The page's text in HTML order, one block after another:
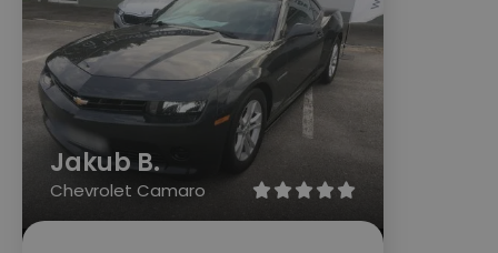
   
Jakub B.
Chevrolet Camaro